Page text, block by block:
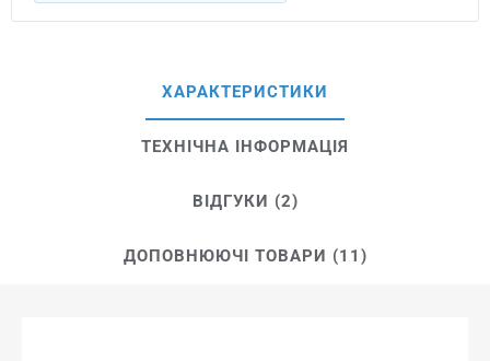
ХАРАКТЕРИСТИКИ
ТЕХНІЧНА ІНФОРМАЦІЯ
ВІДГУКИ (2)
ДОПОВНЮЮЧІ ТОВАРИ (11)